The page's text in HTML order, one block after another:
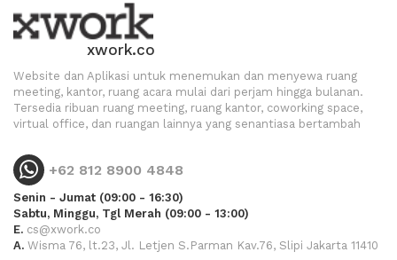
xwork.co
Website dan Aplikasi untuk menemukan dan menyewa ruang
meeting, kantor, ruang acara mulai dari perjam hingga bulanan.
Tersedia ribuan ruang meeting, ruang kantor, coworking space,
virtual office, dan ruangan lainnya yang senantiasa bertambah
+62 812 8900 4848
Senin - Jumat (09:00 - 16:30)
Sabtu, Minggu, Tgl Merah (09:00 - 13:00)
E. cs@xwork.co
A. Wisma 76, lt.23, Jl. Letjen S.Parman Kav.76, Slipi Jakarta 11410